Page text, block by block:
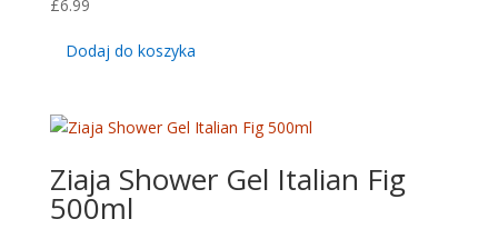
£6.99
Dodaj do koszyka
Ziaja Shower Gel Italian Fig
500ml